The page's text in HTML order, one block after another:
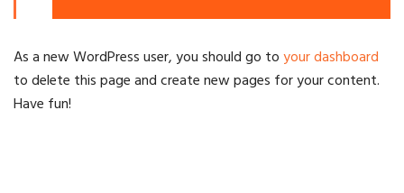
As a new WordPress user, you should go toyour dashboard
to delete this page and create new pages for your content.
Have fun!